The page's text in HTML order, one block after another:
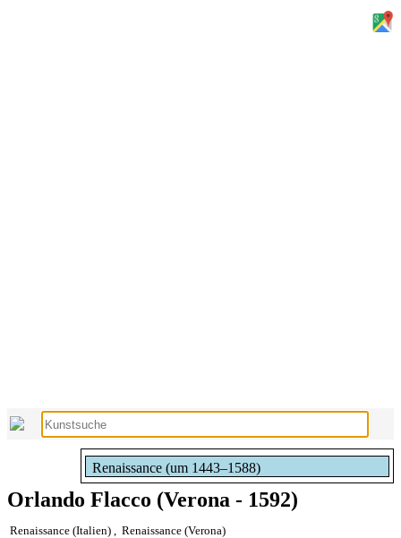
Renaissance (um 1443–1588)
Orlando Flacco (Verona - 1592)
Renaissance (Italien) , Renaissance (Verona)